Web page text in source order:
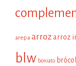
arepa arroz arroz
blw boniato